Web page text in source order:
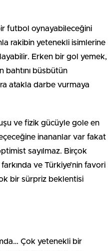
futbol oynayabileceğini
rakibin yetenekli isimlerine
Erken bir gol yemek,
bahtını büsbütün
atakla darbe vurmaya
ve fizik gücüyle gole en
inananlar var fakat
sayılmaz. Birçok
ve Türkiye’nin favori
bir sürpriz beklentisi
Çok yetenekli bir